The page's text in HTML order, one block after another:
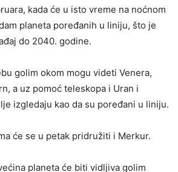
kada će u isto vreme na noćnom
planeta poređanih u liniju, što je
do 2040. godine.
golim okom mogu videti Venera,
a uz pomoć teleskopa i Uran i
izgledaju kao da su poređani u liniju.
će se u petak pridružiti i Merkur.
planeta će biti vidljiva golim